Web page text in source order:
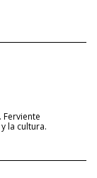
Ferviente
la cultura.